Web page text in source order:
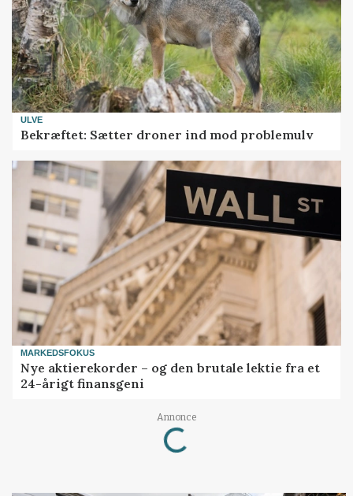
ULVE
Bekræftet: Sætter droner ind mod problemulv
MARKEDSFOKUS
Nye aktierekorder – og den brutale lektie fra et
24-årigt finansgeni
Annonce
Loading...